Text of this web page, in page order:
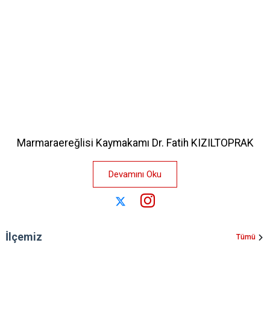
Marmaraereğlisi Kaymakamı Dr. Fatih KIZILTOPRAK
Devamını Oku
İlçemiz Tümü